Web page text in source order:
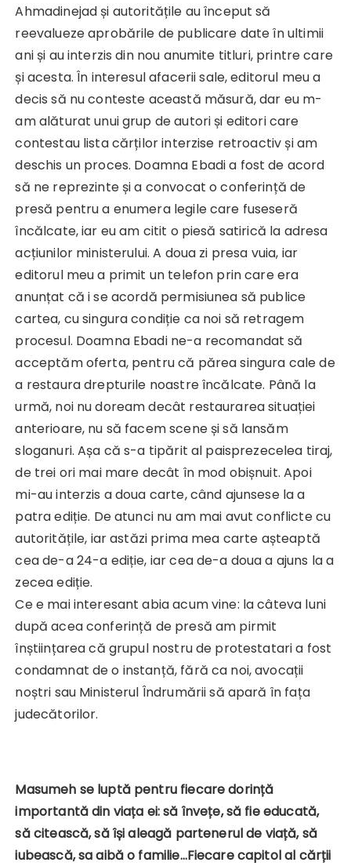
Ahmadinejad și autoritățile au început să
reevalueze aprobările de publicare date în ultimii
ani și au interzis din nou anumite titluri, printre care
și acesta. În interesul afacerii sale, editorul meu a
decis să nu conteste această măsură, dar eu m-
am alăturat unui grup de autori și editori care
contestau lista cărților interzise retroactiv și am
deschis un proces. Doamna Ebadi a fost de acord
să ne reprezinte și a convocat o conferință de
presă pentru a enumera legile care fuseseră
încălcate, iar eu am citit o piesă satirică la adresa
acțiunilor ministerului. A doua zi presa vuia, iar
editorul meu a primit un telefon prin care era
anunțat că i se acordă permisiunea să publice
cartea, cu singura condiție ca noi să retragem
procesul. Doamna Ebadi ne-a recomandat să
acceptăm oferta, pentru că părea singura cale de
a restaura drepturile noastre încălcate. Până la
urmă, noi nu doream decât restaurarea situației
anterioare, nu să facem scene și să lansăm
sloganuri. Așa că s-a tipărit al paisprezecelea tiraj,
de trei ori mai mare decât în mod obișnuit. Apoi
mi-au interzis a doua carte, când ajunsese la a
patra ediție. De atunci nu am mai avut conflicte cu
autoritățile, iar astăzi prima mea carte așteaptă
cea de-a 24-a ediție, iar cea de-a doua a ajuns la a
zecea ediție.
Ce e mai interesant abia acum vine: la câteva luni
după acea conferință de presă am pirmit
înștiințarea că grupul nostru de protestatari a fost
condamnat de o instanță, fără ca noi, avocații
noștri sau Ministerul Îndrumării să apară în fața
judecătorilor.
Masumeh se luptă pentru fiecare dorință
importantă din viața ei: să învețe, să fie educată,
să citească, să își aleagă partenerul de viață, să
iubească, sa aibă o familie…Fiecare capitol al cărții